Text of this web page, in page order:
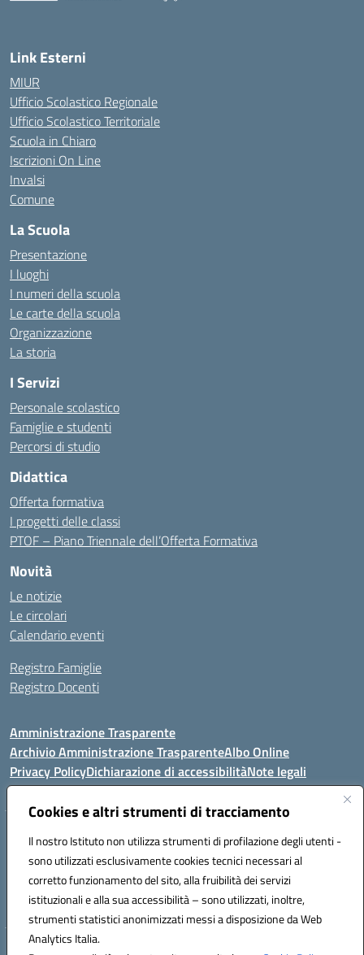
Cookies e altri strumenti di tracciamento
Il nostro Istituto non utilizza strumenti di profilazione degli utenti -
sono utilizzati esclusivamente cookies tecnici necessari al
corretto funzionamento del sito, alla fruibilità dei servizi
istituzionali e alla sua accessibilità – sono utilizzati, inoltre,
strumenti statistici anonimizzati messi a disposizione da Web
Analytics Italia.
Link Esterni
MIUR
Ufficio Scolastico Regionale
Ufficio Scolastico Territoriale
Scuola in Chiaro
Iscrizioni On Line
Invalsi
Comune
La Scuola
Presentazione
I luoghi
I numeri della scuola
Le carte della scuola
Organizzazione
La storia
I Servizi
Personale scolastico
Famiglie e studenti
Percorsi di studio
Didattica
Offerta formativa
I progetti delle classi
PTOF – Piano Triennale dell’Offerta Formativa
Novità
Le notizie
Le circolari
Calendario eventi
Registro Famiglie
Registro Docenti
Amministrazione Trasparente
Archivio Amministrazione TrasparenteAlbo Online
Privacy PolicyDichiarazione di accessibilitàNote legali
Istituto Comprensivo Statale
Via Cupa Campanariello, 5 - 80059, Torre del Greco (NA)
Tel. +39 0818834377 - Fax +39 0818834377 - Cod.Fisc. 95170530638
Email: naic8df00a@istruzione.it - PEC: naic8df00a@pec.istruzione.it
Hosting & Powered by 3D Solution S.r.l.